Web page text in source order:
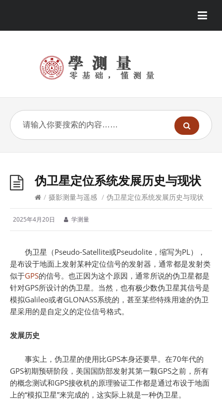
伪卫星定位系统发展历史与现状
/ 摄影测量与遥感 / 伪卫星定位系统发展历史与现状
2025年4月20日 学测量
伪卫星（Pseudo-Satellite或Pseudolite，缩写为PL），
是布设于地面上发射某种定位信号的发射器，通常都是发射类
似于GPS的信号。也正因为这个原因，通常所说的伪卫星都是
针对GPS所设计的伪卫星。当然，也有极少数伪卫星其信号是
模拟Galileo或者GLONASS系统的，甚至某些特殊用途的伪卫
星采用的是自定义的定位信号格式。
发展历史
事实上，伪卫星的使用比GPS本身还要早。在70年代的
GPS初期预研阶段，美国国防部发射其第一颗GPS之前，所有
的概念测试和GPS接收机的原理验证工作都是通过布设于地面
上的“模拟卫星”来完成的，这实际上就是一种伪卫星。